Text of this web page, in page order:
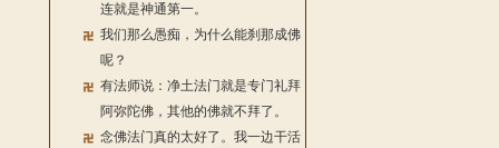
连就是神通第一。
我们那么愚痴，为什么能刹那成佛
呢？
有法师说：净土法门就是专门礼拜
阿弥陀佛，其他的佛就不拜了。
念佛法门真的太好了。我一边干活